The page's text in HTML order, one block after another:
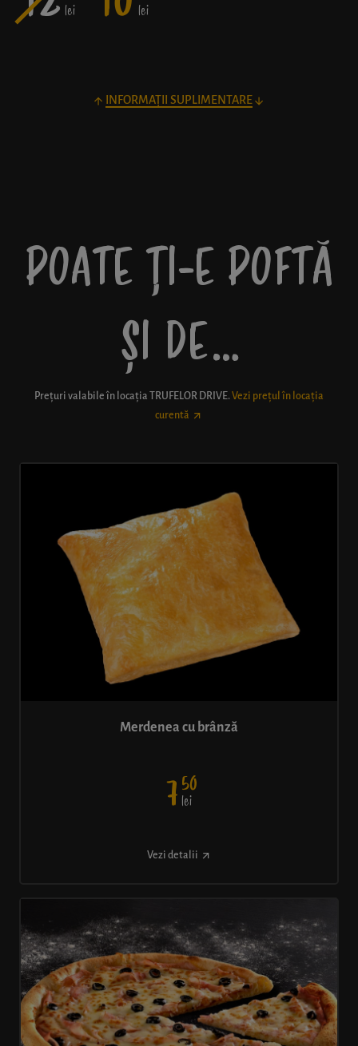
lei lei
INFORMAȚII SUPLIMENTARE
POATE ȚI-E POFTĂ
ȘI DE…
Prețuri valabile în locația TRUFELOR DRIVE. Vezi prețul în locația
curentă
Merdenea cu brânză
750
lei
Vezi detalii